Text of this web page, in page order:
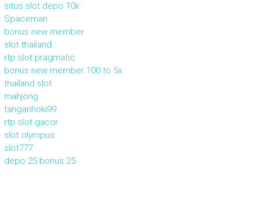
situs slot depo 10k
Spaceman
bonus new member
slot thailand
rtp slot pragmatic
bonus new member 100 to 5x
thailand slot
mahjong
tanganhoki99
rtp slot gacor
slot olympus
slot777
depo 25 bonus 25